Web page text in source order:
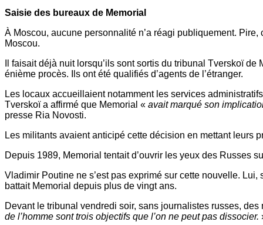
Saisie des bureaux de Memorial
À Moscou, aucune personnalité n’a réagi publiquement.
Moscou.
Il faisait déjà nuit lorsqu’ils sont sortis du tribunal Tverskoï
énième procès. Ils ont été qualifiés d’agents de l’étranger.
Les locaux accueillaient notamment les services
Tverskoï a affirmé que Memorial « avait marqué son
presse Ria Novosti.
Les militants avaient anticipé cette décision en mettant leurs
Depuis 1989, Memorial tentait d’ouvrir les yeux des Russes
Vladimir Poutine ne s’est pas exprimé sur cette nouvelle.
battait Memorial depuis plus de vingt ans.
Devant le tribunal vendredi soir, sans journalistes russes,
de l’homme sont trois objectifs que l’on ne peut pas dissocier.